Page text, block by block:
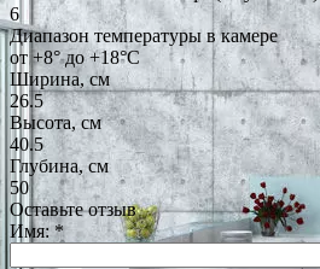
6
Диапазон температуры в камере
от +8° до +18°C
Ширина, см
26.5
Высота, см
40.5
Глубина, см
50
Оставьте отзыв
Имя:*